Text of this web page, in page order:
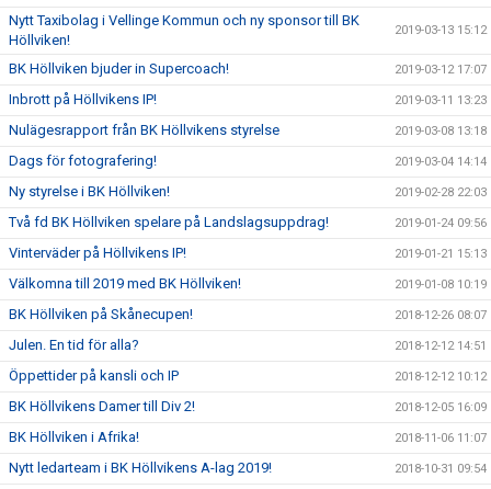
Nytt Taxibolag i Vellinge Kommun och ny sponsor till BK
Höllviken!
2019-03-13 15:12
BK Höllviken bjuder in Supercoach! 2019-03-12 17:07
Inbrott på Höllvikens IP! 2019-03-11 13:23
Nulägesrapport från BK Höllvikens styrelse 2019-03-08 13:18
Dags för fotografering! 2019-03-04 14:14
Ny styrelse i BK Höllviken! 2019-02-28 22:03
Två fd BK Höllviken spelare på Landslagsuppdrag! 2019-01-24 09:56
Vinterväder på Höllvikens IP! 2019-01-21 15:13
Välkomna till 2019 med BK Höllviken! 2019-01-08 10:19
BK Höllviken på Skånecupen! 2018-12-26 08:07
Julen. En tid för alla? 2018-12-12 14:51
Öppettider på kansli och IP 2018-12-12 10:12
BK Höllvikens Damer till Div 2! 2018-12-05 16:09
BK Höllviken i Afrika! 2018-11-06 11:07
Nytt ledarteam i BK Höllvikens A-lag 2019! 2018-10-31 09:54